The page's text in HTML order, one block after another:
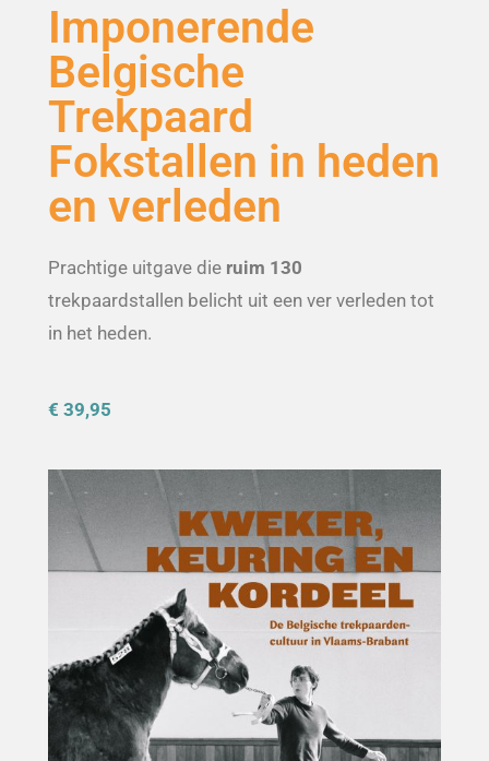
Imponerende
Belgische
Trekpaard
Fokstallen in heden
en verleden
Prachtige uitgave die ruim 130
trekpaardstallen belicht uit een ver verleden tot
in het heden.
€ 39,95